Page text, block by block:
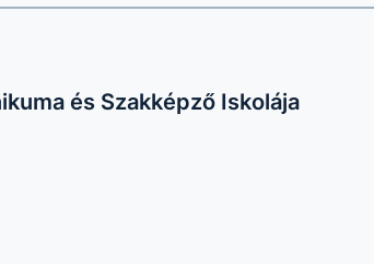
és Szakképző Iskolája